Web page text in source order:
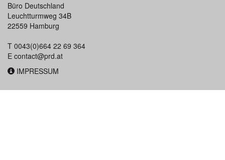
Büro Deutschland
Leuchtturmweg 34B
22559 Hamburg
T 0043(0)664 22 69 364
E contact@prd.at
IMPRESSUM